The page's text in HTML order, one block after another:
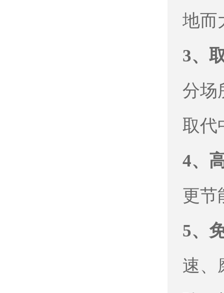
地而
3、
分场
取代
4、
更节
5、
速、